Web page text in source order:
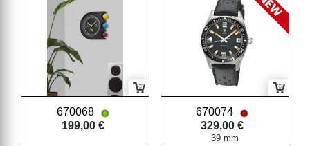
670068
199,00 €
670074
329,00 €
39 mm